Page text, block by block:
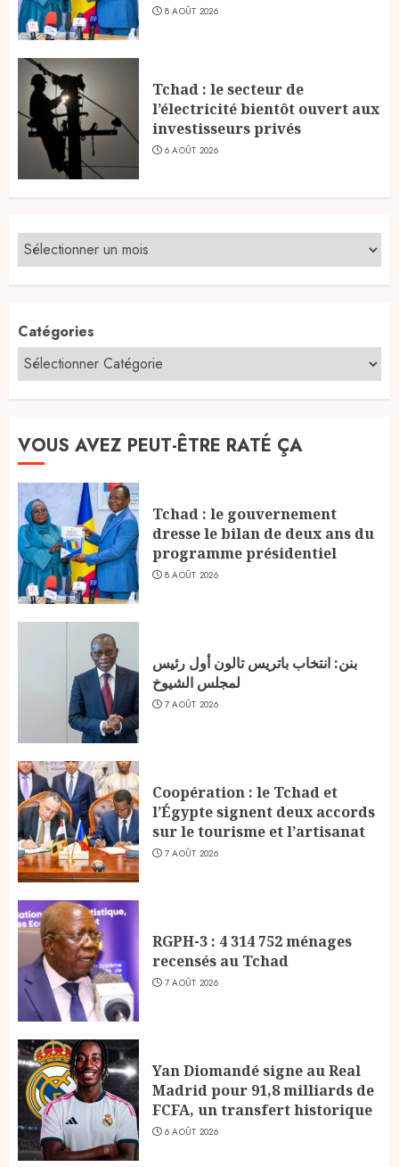
8 AOÛT 2026
Tchad : le secteur de
l’électricité bientôt ouvert aux
investisseurs privés
6 AOÛT 2026
Catégories
VOUS AVEZ PEUT-ÊTRE RATÉ ÇA
Tchad : le gouvernement
dresse le bilan de deux ans du
programme présidentiel
8 AOÛT 2026
بنن: انتخاب باتريس تالون أول رئيس
لمجلس الشيوخ
7 AOÛT 2026
Coopération : le Tchad et
l’Égypte signent deux accords
sur le tourisme et l’artisanat
7 AOÛT 2026
RGPH-3 : 4 314 752 ménages
recensés au Tchad
7 AOÛT 2026
Yan Diomandé signe au Real
Madrid pour 91,8 milliards de
FCFA, un transfert historique
6 AOÛT 2026